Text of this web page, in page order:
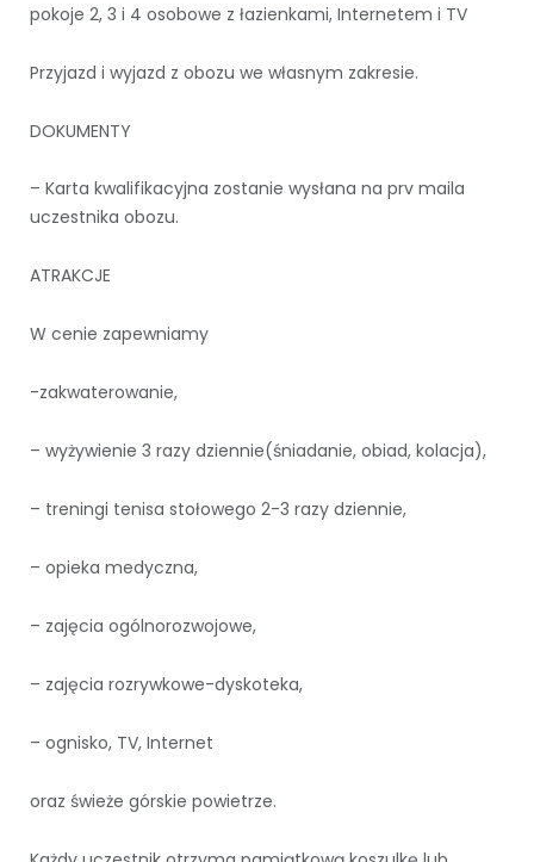
pokoje 2, 3 i 4 osobowe z łazienkami, Internetem i TV
Przyjazd i wyjazd z obozu we własnym zakresie.
DOKUMENTY
– Karta kwalifikacyjna zostanie wysłana na prv maila
uczestnika obozu.
ATRAKCJE
W cenie zapewniamy
-zakwaterowanie,
– wyżywienie 3 razy dziennie(śniadanie, obiad, kolacja),
– treningi tenisa stołowego 2-3 razy dziennie,
– opieka medyczna,
– zajęcia ogólnorozwojowe,
– zajęcia rozrywkowe-dyskoteka,
– ognisko, TV, Internet
oraz świeże górskie powietrze.